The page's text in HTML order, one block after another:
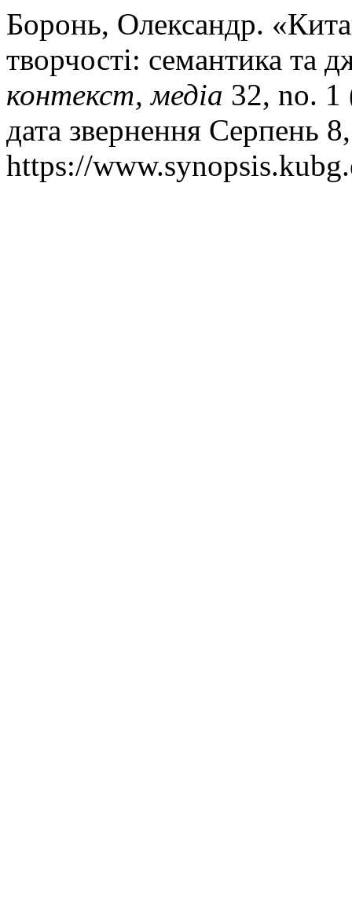
Боронь, Олександр.
творчості: семантика та
контекст, медіа 32, no. 1
дата звернення Серпень
https://